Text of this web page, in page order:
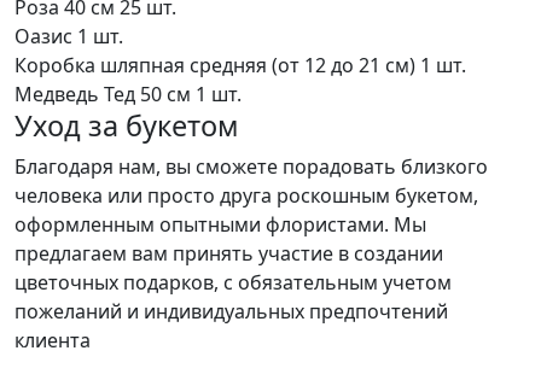
Роза 40 см 25 шт.
Оазис 1 шт.
Коробка шляпная средняя (от 12 до 21 см) 1 шт.
Медведь Тед 50 см 1 шт.
Уход за букетом
Благодаря нам, вы сможете порадовать близкого
человека или просто друга роскошным букетом,
оформленным опытными флористами. Мы
предлагаем вам принять участие в создании
цветочных подарков, с обязательным учетом
пожеланий и индивидуальных предпочтений
клиента